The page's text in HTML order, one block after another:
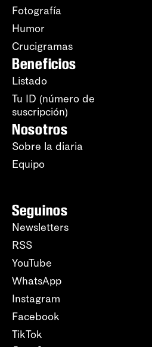
Fotografía
Humor
Crucigramas
Beneficios
Listado
Tu ID (número de
suscripción)
Nosotros
Sobre la diaria
Equipo
Seguinos
Newsletters
RSS
YouTube
WhatsApp
Instagram
Facebook
TikTok